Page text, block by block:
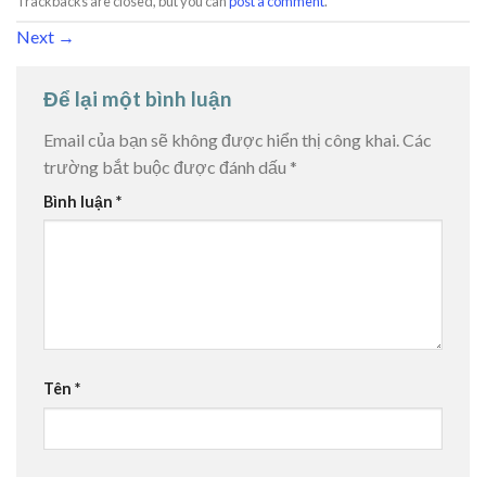
Next →
Để lại một bình luận
Email của bạn sẽ không được hiển thị công khai. Các
trường bắt buộc được đánh dấu *
Bình luận *
Tên *